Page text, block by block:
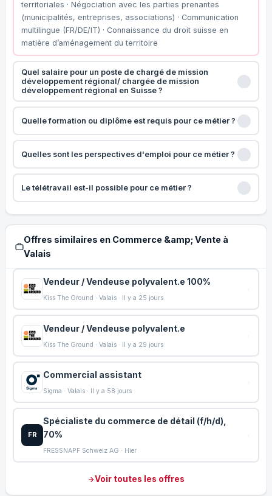
territoriales · Négociation avec les parties prenantes
(municipalités, entreprises, associations) · Communication
multilingue (FR/DE/IT) · Connaissance du droit suisse en
matière d’aménagement du territoire
Quel salaire pour un poste de chargé de mission
développement régional/ chargée de mission
développement régional en Suisse ?
Quelle formation ou diplôme est requis pour ce métier ?
Quelles sont les perspectives d'emploi pour ce métier ?
Le télétravail est-il possible pour ce métier ?
Offres similaires en Commerce &amp; Vente à
Valais
Vendeur / Vendeuse polyvalent.e 100%
Kiss The Ground · Valais · Il y a 25 jours
Vendeur / Vendeuse polyvalent.e
Kiss The Ground · Valais · Il y a 29 jours
Commercial assistant
Sigma · Valais · Il y a 58 jours
FR
Spécialiste du commerce de détail (f/h/d),
70%
FRESSNAPF Schweiz AG · Hier
Voir toutes les offres